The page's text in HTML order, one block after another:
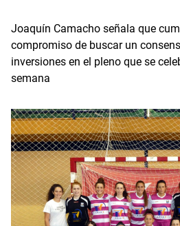
Joaquín Camacho señala que
compromiso de buscar un
inversiones en el pleno que se
semana